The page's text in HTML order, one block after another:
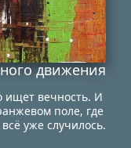
движения
вечность. И
поле, где
уже случилось.